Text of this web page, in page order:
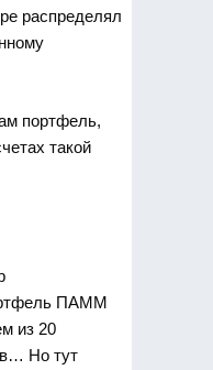
распределял
портфель,
такой
ПАММ
из 20
Но тут